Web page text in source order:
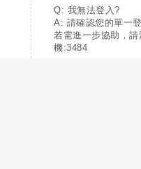
Q: 我無法登入?
A: 請確認您的單一
若需進一步協助，
機:3484